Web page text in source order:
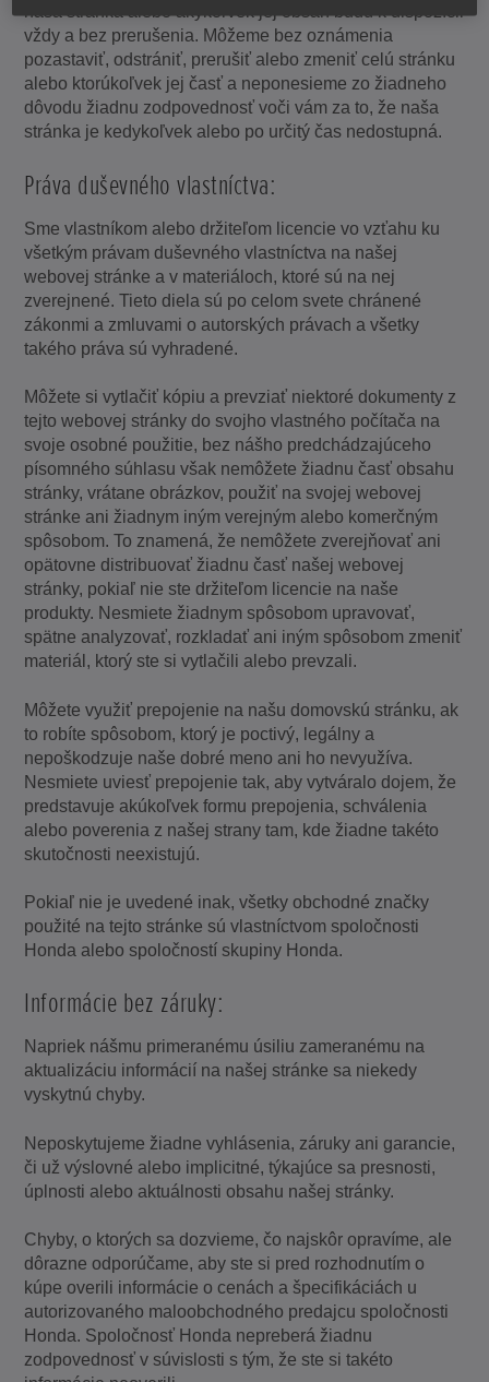
naša stránka alebo akýkoľvek jej obsah budú k dispozícii
vždy a bez prerušenia. Môžeme bez oznámenia
pozastaviť, odstrániť, prerušiť alebo zmeniť celú stránku
alebo ktorúkoľvek jej časť a neponesieme zo žiadneho
dôvodu žiadnu zodpovednosť voči vám za to, že naša
stránka je kedykoľvek alebo po určitý čas nedostupná.
Práva duševného vlastníctva:
Sme vlastníkom alebo držiteľom licencie vo vzťahu ku
všetkým právam duševného vlastníctva na našej
webovej stránke a v materiáloch, ktoré sú na nej
zverejnené. Tieto diela sú po celom svete chránené
zákonmi a zmluvami o autorských právach a všetky
takého práva sú vyhradené.
Môžete si vytlačiť kópiu a prevziať niektoré dokumenty z
tejto webovej stránky do svojho vlastného počítača na
svoje osobné použitie, bez nášho predchádzajúceho
písomného súhlasu však nemôžete žiadnu časť obsahu
stránky, vrátane obrázkov, použiť na svojej webovej
stránke ani žiadnym iným verejným alebo komerčným
spôsobom. To znamená, že nemôžete zverejňovať ani
opätovne distribuovať žiadnu časť našej webovej
stránky, pokiaľ nie ste držiteľom licencie na naše
produkty. Nesmiete žiadnym spôsobom upravovať,
spätne analyzovať, rozkladať ani iným spôsobom zmeniť
materiál, ktorý ste si vytlačili alebo prevzali.
Môžete využiť prepojenie na našu domovskú stránku, ak
to robíte spôsobom, ktorý je poctivý, legálny a
nepoškodzuje naše dobré meno ani ho nevyužíva.
Nesmiete uviesť prepojenie tak, aby vytváralo dojem, že
predstavuje akúkoľvek formu prepojenia, schválenia
alebo poverenia z našej strany tam, kde žiadne takéto
skutočnosti neexistujú.
Pokiaľ nie je uvedené inak, všetky obchodné značky
použité na tejto stránke sú vlastníctvom spoločnosti
Honda alebo spoločností skupiny Honda.
Informácie bez záruky:
Napriek nášmu primeranému úsiliu zameranému na
aktualizáciu informácií na našej stránke sa niekedy
vyskytnú chyby.
Neposkytujeme žiadne vyhlásenia, záruky ani garancie,
či už výslovné alebo implicitné, týkajúce sa presnosti,
úplnosti alebo aktuálnosti obsahu našej stránky.
Chyby, o ktorých sa dozvieme, čo najskôr opravíme, ale
dôrazne odporúčame, aby ste si pred rozhodnutím o
kúpe overili informácie o cenách a špecifikáciách u
autorizovaného maloobchodného predajcu spoločnosti
Honda. Spoločnosť Honda nepreberá žiadnu
zodpovednosť v súvislosti s tým, že ste si takéto